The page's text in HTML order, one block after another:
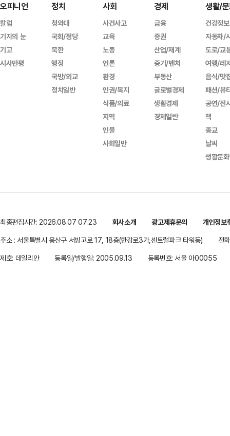
오피니언
칼럼
기자의 눈
기고
시사만평
정치
청와대
국회/정당
북한
행정
국방/외교
정치일반
사회
사건사고
교육
노동
언론
환경
인권/복지
식품/의료
지역
인물
사회일반
경제
금융
증권
산업/재계
중기/벤처
부동산
글로벌경제
생활경제
경제일반
생활/
건강정보
자동차/
도로/교
여행/레
음식/맛
패션/뷰
공연/전
책
종교
날씨
생활문
최종편집시간: 2026.08.07 07:23 회사소개 광고제휴문의
개인정보
주소 : 서울특별시 용산구 서빙고로 17, 18층(한강로3가,센트럴파크 타워동)
전
제호: 데일리안
등록일/발행일: 2005.09.13 등록번호: 서울 아00055